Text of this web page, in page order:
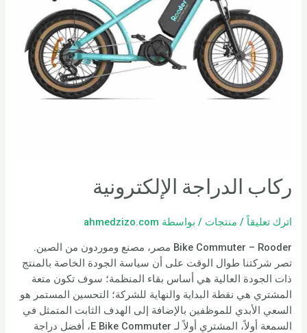
ركاب الدراجة الإلكترونية
اترك تعليقاً / منتجات / بواسطة ahmedzizo.com
Bike Commuter – Rooder مصر، مصنع وموردون من الصين.
تصر شركتنا طوال الوقت على أن سياسة الجودة الخاصة بالمنتج
ذات الجودة العالية هي أساس بقاء المنظمة؛ سوف تكون متعة
المشتري هي نقطة البداية والنهاية للشركة؛ التحسين المستمر هو
السعي الأبدي للموظفين بالإضافة إلى الهدف الثابت المتمثل في
السمعة أولاً، المشتري أولاً لـ E Bike Commuter، أفضل دراجة